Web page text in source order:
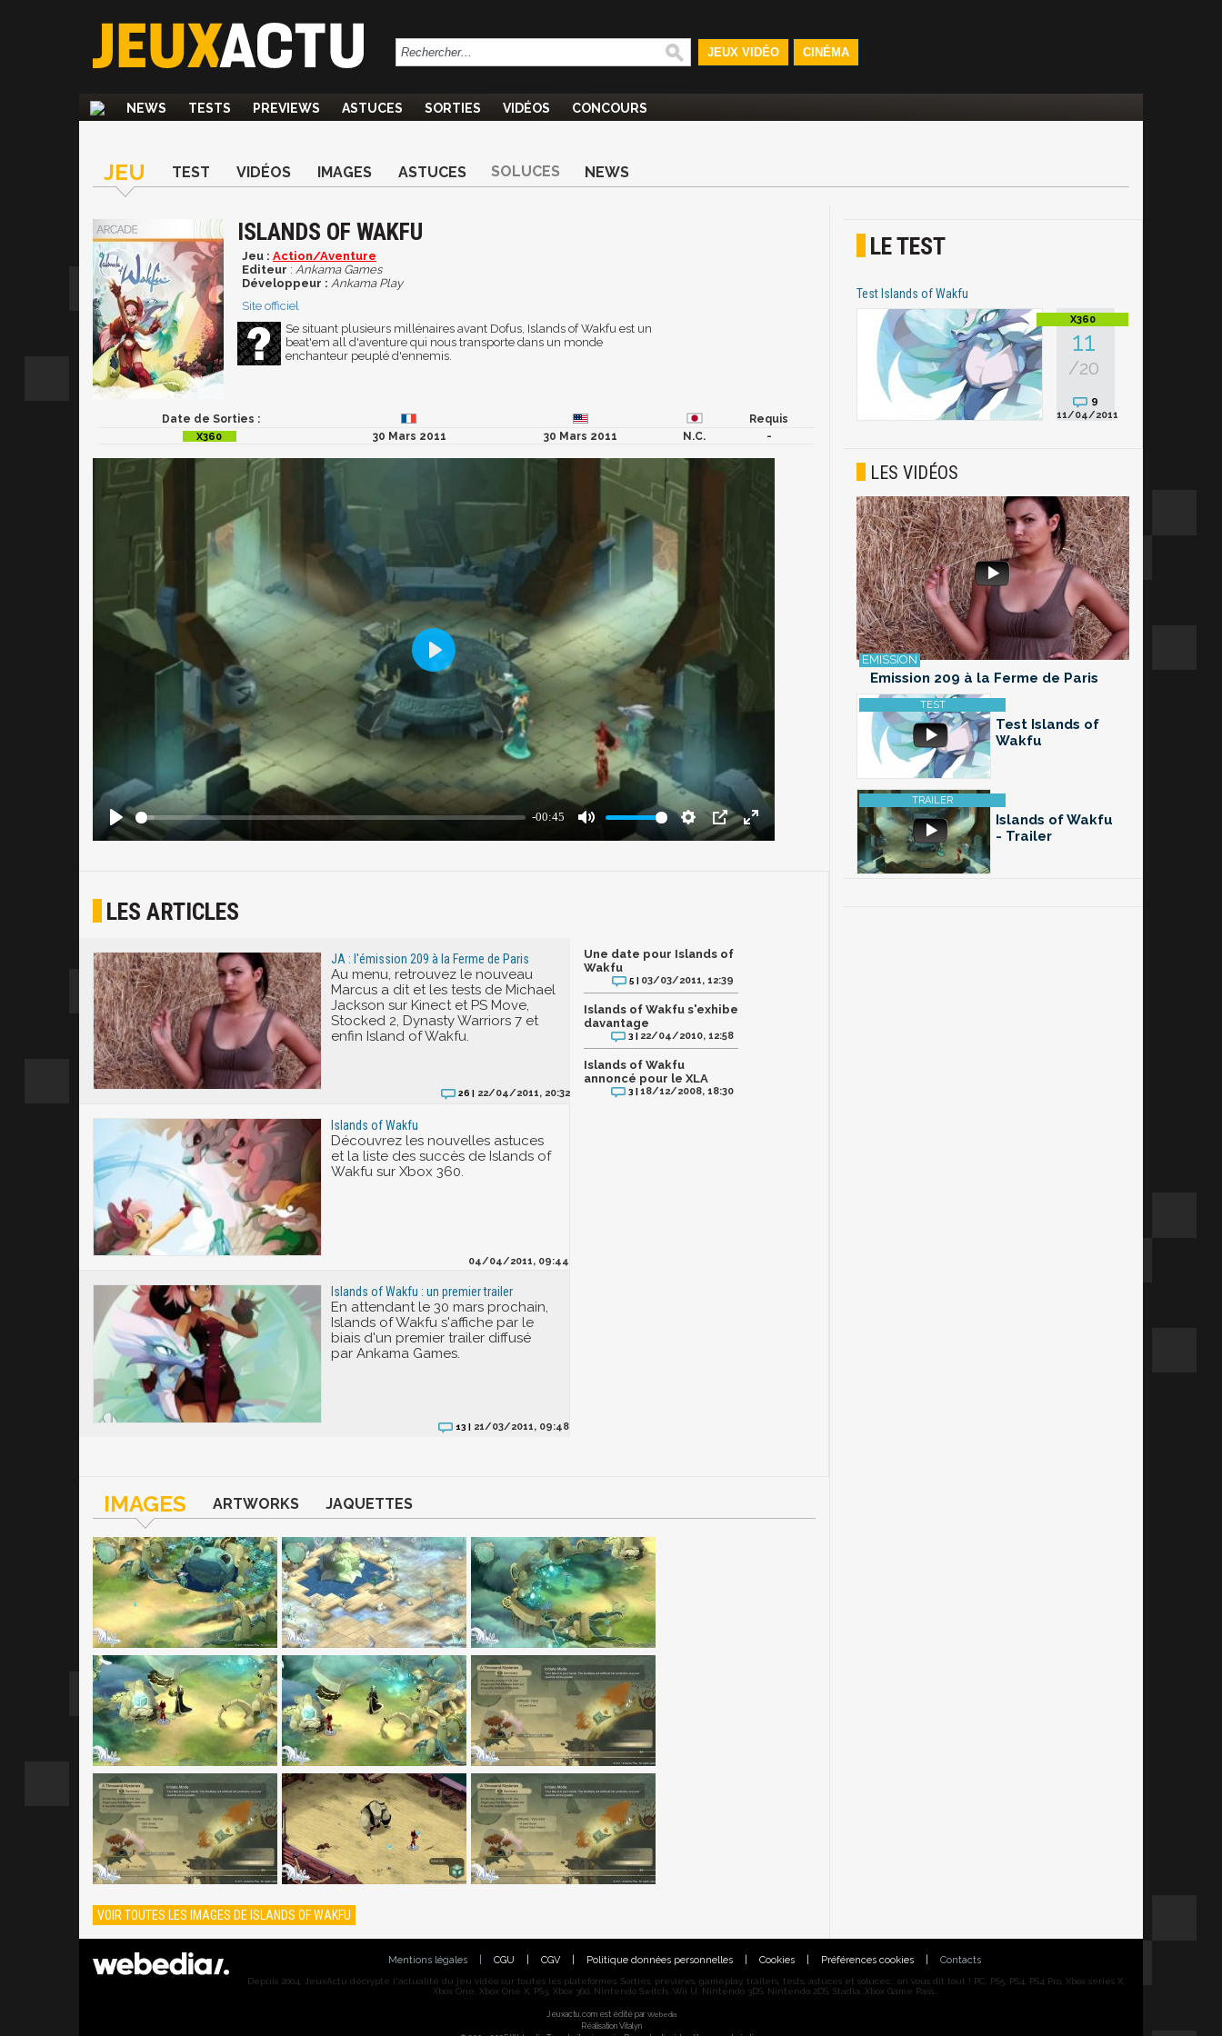
JEUX VIDÉO CINÉMA
NEWS TESTS PREVIEWS ASTUCES SORTIES VIDÉOS CONCOURS
JEU TEST VIDÉOS IMAGES ASTUCES SOLUCES NEWS
ISLANDS OF WAKFU
Jeu : Action/Aventure
Editeur : Ankama Games
Développeur : Ankama Play
Site officiel
Se situant plusieurs millénaires avant Dofus, Islands of Wakfu est un
beat'em all d'aventure qui nous transporte dans un monde
enchanteur peuplé d'ennemis.
Date de Sorties :
Requis
30 Mars 2011
30 Mars 2011 N.C. -
LES ARTICLES
JA : l'émission 209 à la Ferme de Paris
Au menu, retrouvez le nouveau
Marcus a dit et les tests de Michael
Jackson sur Kinect et PS Move,
Stocked 2, Dynasty Warriors 7 et
enfin Island of Wakfu.
26 | 22/04/2011, 20:32
Islands of Wakfu
Découvrez les nouvelles astuces
et la liste des succès de Islands of
Wakfu sur Xbox 360.
04/04/2011, 09:44
Islands of Wakfu : un premier trailer
En attendant le 30 mars prochain,
Islands of Wakfu s'affiche par le
biais d'un premier trailer diffusé
par Ankama Games.
13 | 21/03/2011, 09:48
Une date pour Islands of
Wakfu
5 | 03/03/2011, 12:39
Islands of Wakfu s'exhibe
davantage
3 | 22/04/2010, 12:58
Islands of Wakfu
annoncé pour le XLA
3 |18/12/2008, 18:30
IMAGES ARTWORKS JAQUETTES
VOIR TOUTES LES IMAGES DE ISLANDS OF WAKFU
LE TEST
Test Islands of Wakfu
11
/20
9
11/04/2011
LES VIDÉOS
Emission 209 à la Ferme de Paris
Test Islands of
Wakfu
Islands of Wakfu
- Trailer
Mentions légales CGU CGV Politique données personnelles Cookies Préférences cookies Contacts
Depuis 2004, JeuxActu décrypte l'actualité du jeu vidéo sur toutes les plateformes. Sorties, previews, gameplay, trailers, tests, astuces et soluces... on vous dit tout ! PC, PS5, PS4, PS4 Pro, Xbox series X,
Xbox One, Xbox One X, PS3, Xbox 360, Nintendo Switch, Wii U, Nintendo 3DS, Nintendo 2DS, Stadia, Xbox Game Pass...
Jeuxactu.com est édité par Webedia
Réalisation Vitalyn